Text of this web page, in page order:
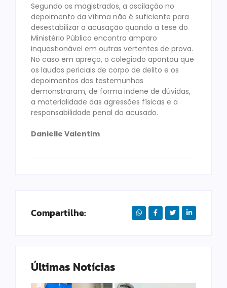
Segundo os magistrados, a oscilação no
depoimento da vítima não é suficiente para
desestabilizar a acusação quando a tese do
Ministério Público encontra amparo
inquestionável em outras vertentes de prova.
No caso em apreço, o colegiado apontou que
os laudos periciais de corpo de delito e os
depoimentos das testemunhas
demonstraram, de forma indene de dúvidas,
a materialidade das agressões físicas e a
responsabilidade penal do acusado.
Danielle Valentim
Compartilhe:
Últimas Notícias